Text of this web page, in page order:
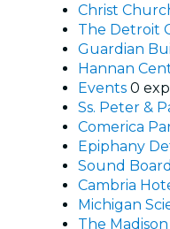
Christ
The Detroit
Guardian
Hannan
Events 0
Ss. Peter &
Comerica
Epiphany
Sound
Cambria
Michigan
The